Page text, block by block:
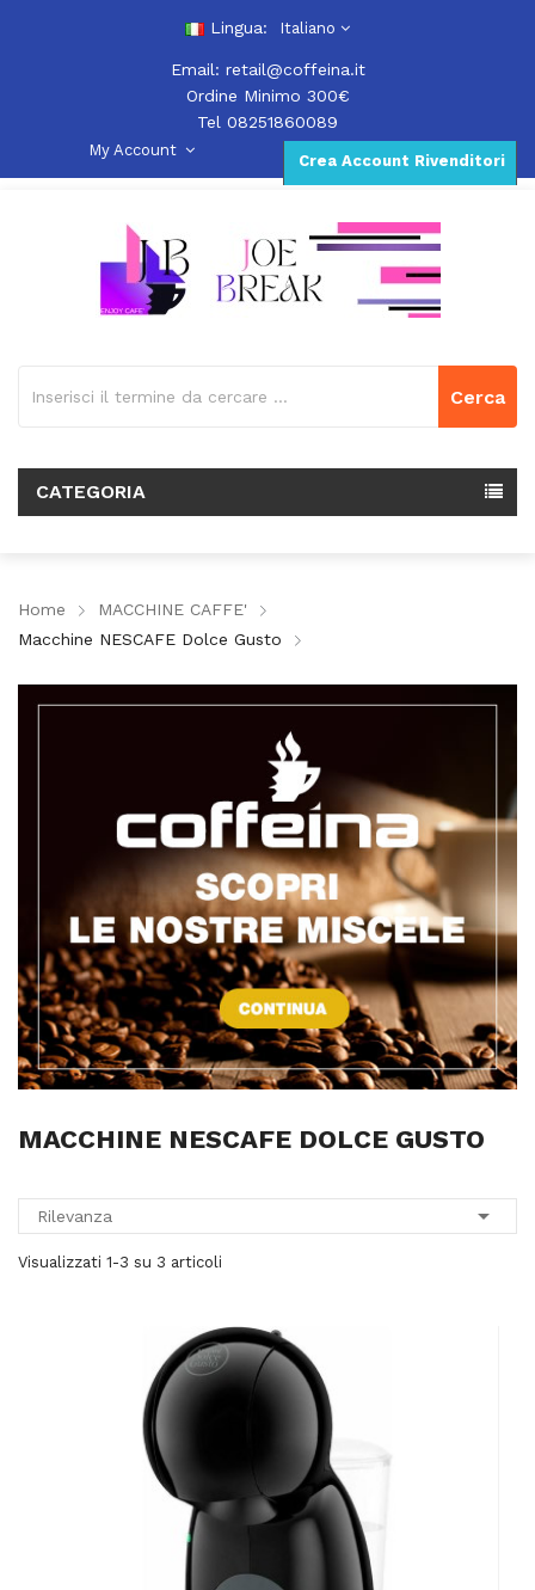
Lingua: Italiano
Email: retail@coffeina.it
Ordine Minimo 300€
Tel 08251860089
Crea Account Rivenditori
My Account
Cerca
CATEGORIA
Home
MACCHINE CAFFE'
Macchine NESCAFE Dolce Gusto
MACCHINE NESCAFE DOLCE GUSTO
Rilevanza 
Visualizzati 1-3 su 3 articoli